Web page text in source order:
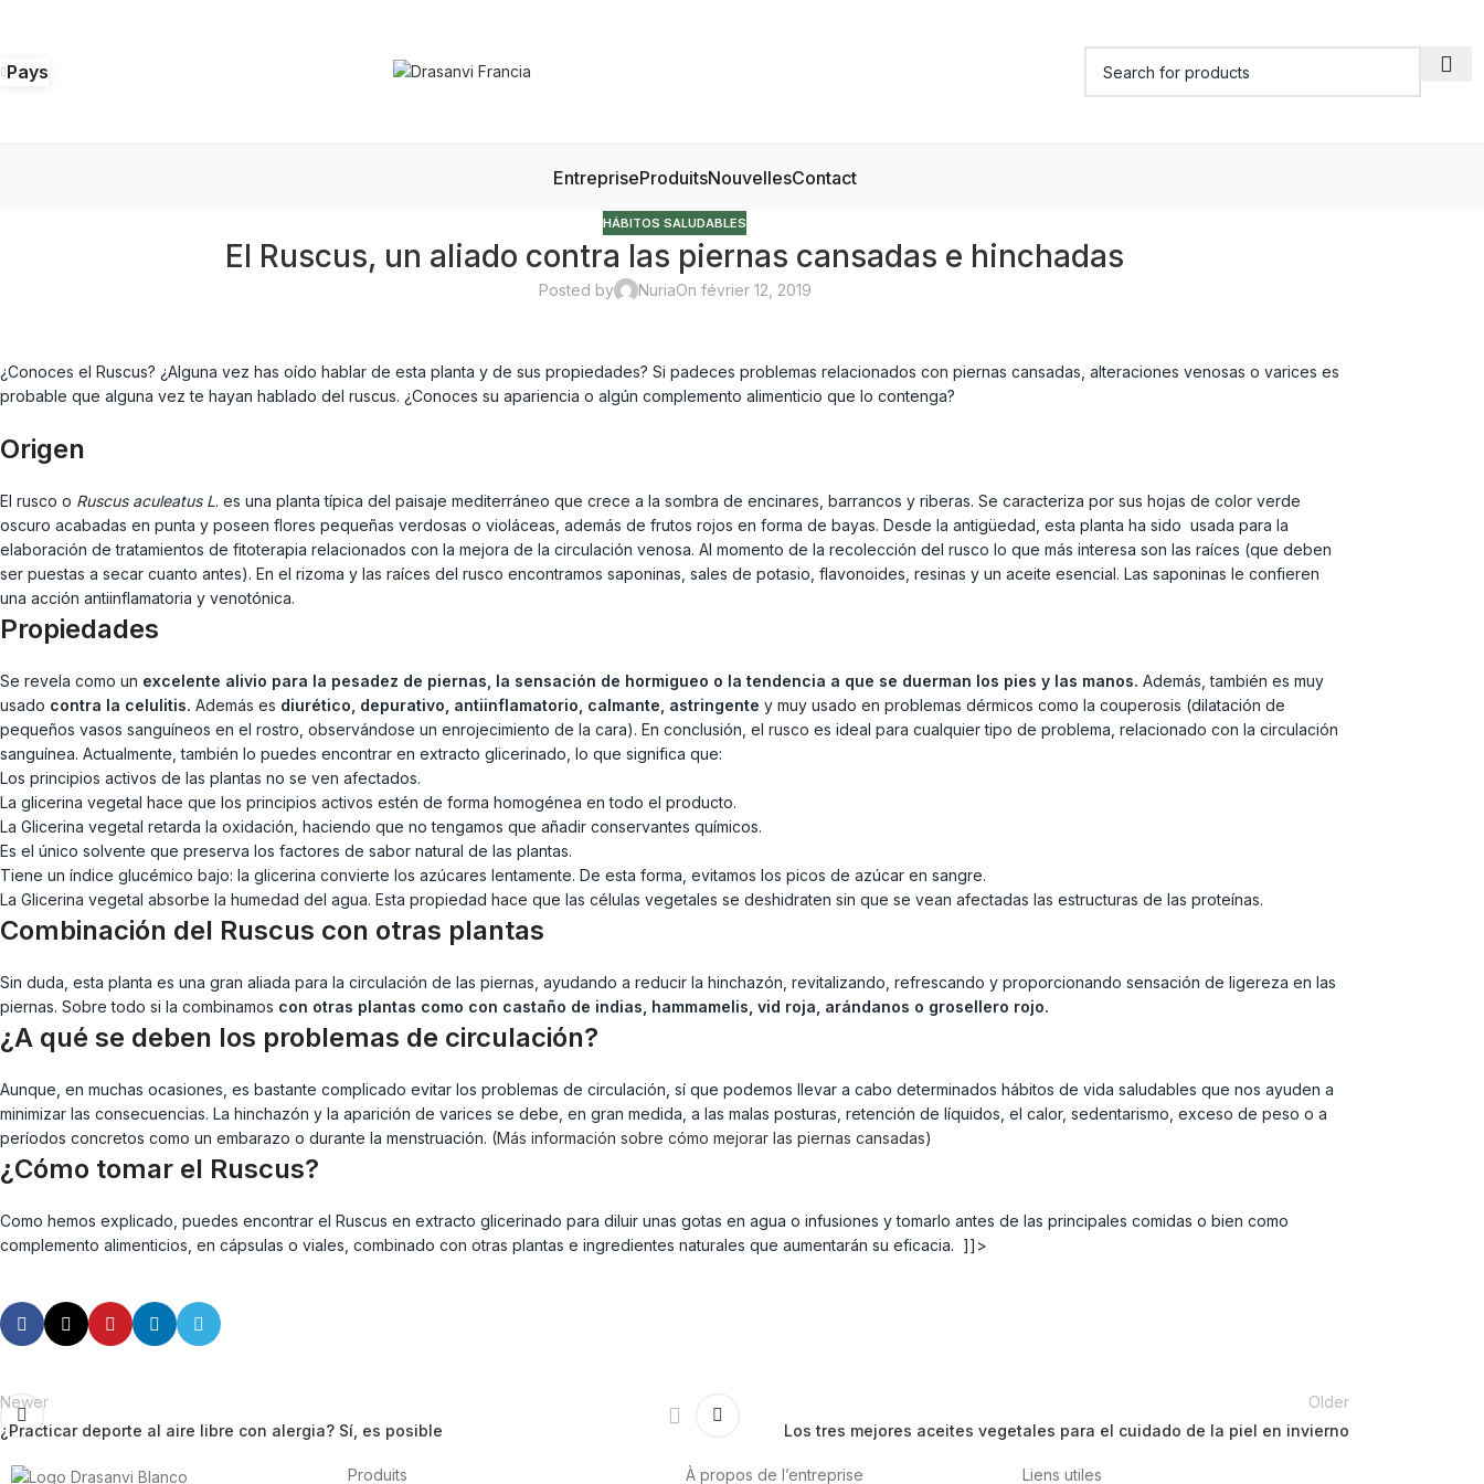
Pays
EntrepriseProduitsNouvellesContact
HÁBITOS SALUDABLES
El Ruscus, un aliado contra las piernas cansadas e hinchadas
Posted by NuriaOn février 12, 2019
¿Conoces el Ruscus? ¿Alguna vez has oído hablar de esta planta y de sus propiedades? Si padeces problemas relacionados con piernas cansadas, alteraciones venosas o varices es
probable que alguna vez te hayan hablado del ruscus. ¿Conoces su apariencia o algún complemento alimenticio que lo contenga?
Origen
El rusco o Ruscus aculeatus L. es una planta típica del paisaje mediterráneo que crece a la sombra de encinares, barrancos y riberas. Se caracteriza por sus hojas de color verde
oscuro acabadas en punta y poseen flores pequeñas verdosas o violáceas, además de frutos rojos en forma de bayas. Desde la antigüedad, esta planta ha sido usada para la
elaboración de tratamientos de fitoterapia relacionados con la mejora de la circulación venosa. Al momento de la recolección del rusco lo que más interesa son las raíces (que deben
ser puestas a secar cuanto antes). En el rizoma y las raíces del rusco encontramos saponinas, sales de potasio, flavonoides, resinas y un aceite esencial. Las saponinas le confieren
una acción antiinflamatoria y venotónica.
Propiedades
Se revela como un excelente alivio para la pesadez de piernas, la sensación de hormigueo o la tendencia a que se duerman los pies y las manos. Además, también es muy
usado contra la celulitis. Además es diurético, depurativo, antiinflamatorio, calmante, astringente y muy usado en problemas dérmicos como la couperosis (dilatación de
pequeños vasos sanguíneos en el rostro, observándose un enrojecimiento de la cara). En conclusión, el rusco es ideal para cualquier tipo de problema, relacionado con la circulación
sanguínea. Actualmente, también lo puedes encontrar en extracto glicerinado, lo que significa que:
Los principios activos de las plantas no se ven afectados.
La glicerina vegetal hace que los principios activos estén de forma homogénea en todo el producto.
La Glicerina vegetal retarda la oxidación, haciendo que no tengamos que añadir conservantes químicos.
Es el único solvente que preserva los factores de sabor natural de las plantas.
Tiene un índice glucémico bajo: la glicerina convierte los azúcares lentamente. De esta forma, evitamos los picos de azúcar en sangre.
La Glicerina vegetal absorbe la humedad del agua. Esta propiedad hace que las células vegetales se deshidraten sin que se vean afectadas las estructuras de las proteínas.
Combinación del Ruscus con otras plantas
Sin duda, esta planta es una gran aliada para la circulación de las piernas, ayudando a reducir la hinchazón, revitalizando, refrescando y proporcionando sensación de ligereza en las
piernas. Sobre todo si la combinamos con otras plantas como con castaño de indias, hammamelis, vid roja, arándanos o grosellero rojo.
¿A qué se deben los problemas de circulación?
Aunque, en muchas ocasiones, es bastante complicado evitar los problemas de circulación, sí que podemos llevar a cabo determinados hábitos de vida saludables que nos ayuden a
minimizar las consecuencias. La hinchazón y la aparición de varices se debe, en gran medida, a las malas posturas, retención de líquidos, el calor, sedentarismo, exceso de peso o a
períodos concretos como un embarazo o durante la menstruación. (Más información sobre cómo mejorar las piernas cansadas)
¿Cómo tomar el Ruscus?
Como hemos explicado, puedes encontrar el Ruscus en extracto glicerinado para diluir unas gotas en agua o infusiones y tomarlo antes de las principales comidas o bien como
complemento alimenticios, en cápsulas o viales, combinado con otras plantas e ingredientes naturales que aumentarán su eficacia. ]]>
Newer
¿Practicar deporte al aire libre con alergia? Sí, es posible
Older
Los tres mejores aceites vegetales para el cuidado de la piel en invierno
Produits À propos de l’entreprise Liens utiles